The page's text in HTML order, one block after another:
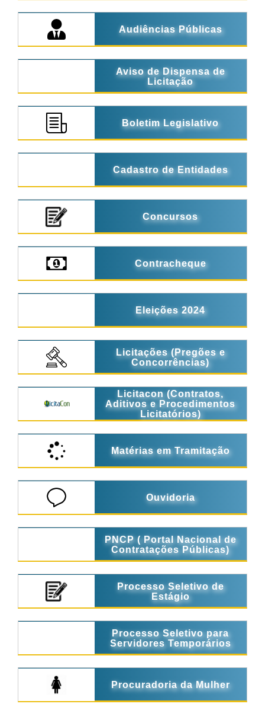
Audiências Públicas
Aviso de Dispensa de
Licitação
Boletim Legislativo
Cadastro de Entidades
Concursos
Contracheque
Eleições 2024
Licitações (Pregões e
Concorrências)
Licitacon (Contratos,
Aditivos e Procedimentos
Licitatórios)
Matérias em Tramitação
Ouvidoria
PNCP ( Portal Nacional de
Contratações Públicas)
Processo Seletivo de
Estágio
Processo Seletivo para
Servidores Temporários
Procuradoria da Mulher